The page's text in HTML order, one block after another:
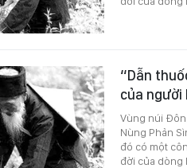
“Dẫn
của người
Vùng núi
Nùng Phản
đó có một
đời của dòng